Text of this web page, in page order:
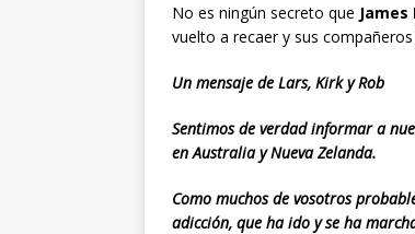
No es ningún secreto que
vuelto a recaer y sus
Un mensaje de Lars, Kirk y Rob
Sentimos de verdad informar a
en Australia y Nueva Zelanda.
Como muchos de vosotros
adicción, que ha ido y se ha